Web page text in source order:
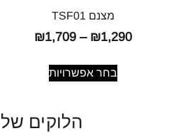
מצנם TSF01
₪1,290
–
₪1,709
בחר אפשרויות
הלוקים של SMEG